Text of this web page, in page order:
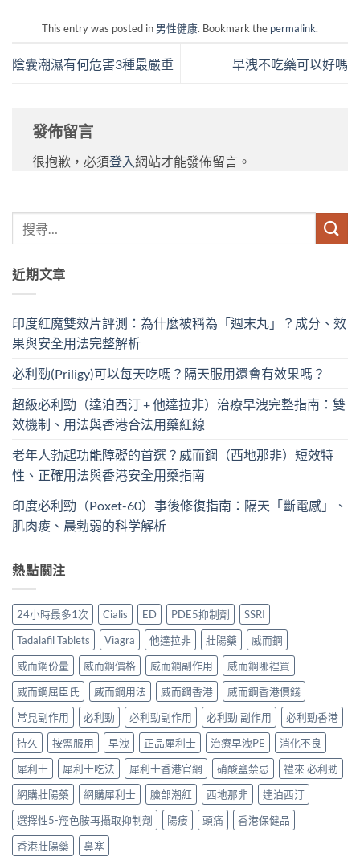
This entry was posted in 男性健康. Bookmark the permalink.
陰囊潮濕有何危害3種最嚴重 早洩不吃藥可以好嗎
發佈留言
很抱歉，必須登入網站才能發佈留言。
近期文章
印度紅魔雙效片評測：為什麼被稱為「週末丸」？成分、效
果與安全用法完整解析
必利勁(Priligy)可以每天吃嗎？隔天服用還會有效果嗎？
超級必利勁（達泊西汀 + 他達拉非）治療早洩完整指南：雙
效機制、用法與香港合法用藥紅線
老年人勃起功能障礙的首選？威而鋼（西地那非）短效特
性、正確用法與香港安全用藥指南
印度必利勁（Poxet-60）事後修復指南：隔天「斷電感」、
肌肉痠、晨勃弱的科学解析
熱點關注
24小時最多1次 Cialis ED PDE5抑制劑
SSRI
Tadalafil Tablets
Viagra 他達拉非 壯陽藥
威而鋼
威而鋼份量
威而鋼價格 威而鋼副作用
威而鋼哪裡買
威而鋼屈臣氏
威而鋼用法 威而鋼香港
威而鋼香港價錢
常見副作用
必利勁 必利勁副作用 必利勁 副作用
必利勁香港
持久
按需服用 早洩 正品犀利士 治療早洩PE
消化不良
犀利士
犀利士吃法 犀利士香港官網 硝酸鹽禁忌
禮來 必利勁
網購壯陽藥
網購犀利士 臉部潮紅 西地那非
達泊西汀
選擇性5-羥色胺再攝取抑制劑
陽痿 頭痛
香港保健品
香港壯陽藥
鼻塞